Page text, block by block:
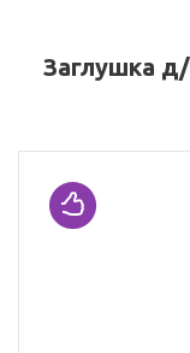
Заглушка